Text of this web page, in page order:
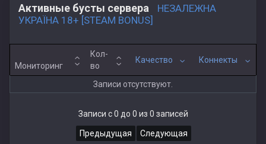
Активные бусты сервера
НЕЗАЛЕЖНА
УКРАЇНА 18+ [STEAM BONUS]
Мониторинг
Кол-
во
Качество Коннекты
Записи отсутствуют.
Записи с 0 до 0 из 0 записей
Предыдущая Следующая